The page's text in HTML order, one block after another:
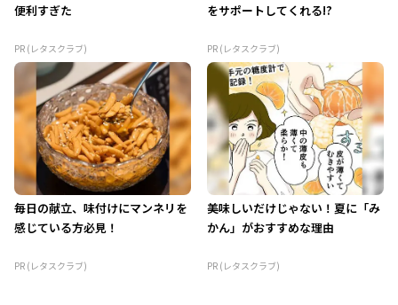
便利すぎた
PR (レタスクラブ)
をサポートしてくれる!?
PR (レタスクラブ)
毎日の献立、味付けにマンネリを
感じている方必見！
PR (レタスクラブ)
美味しいだけじゃない！夏に「み
かん」がおすすめな理由
PR (レタスクラブ)